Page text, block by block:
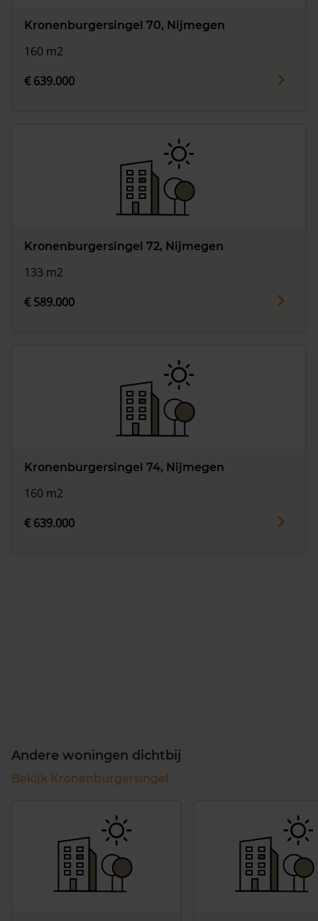
Kronenburgersingel 70, Nijmegen
160 m2
€ 639.000
Kronenburgersingel 72, Nijmegen
133 m2
€ 589.000
Kronenburgersingel 74, Nijmegen
160 m2
€ 639.000
Andere woningen dichtbij
Bekijk Kronenburgersingel